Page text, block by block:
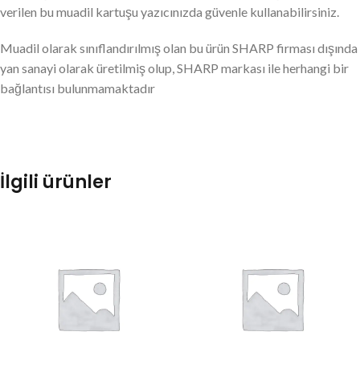
verilen bu muadil kartuşu yazıcınızda güvenle kullanabilirsiniz.
Muadil olarak sınıflandırılmış olan bu ürün SHARP firması dışında
yan sanayi olarak üretilmiş olup, SHARP markası ile herhangi bir
bağlantısı bulunmamaktadır
İlgili ürünler